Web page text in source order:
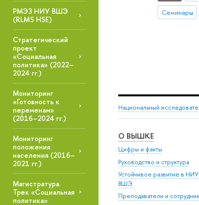
РМЭЗ НИУ ВШЭ
(RLMS HSE)
Стратегический
проект
«Социальная
политика» (2022–
2024 гг.)
Мониторинг
«Готовность к
переменам»
(2016–2024 гг.)
Мониторинг
положения
населения (2016–
2021 гг.)
Магистратура.
Трек «Социальная
политика»
Семинары
Национальный
О ВЫШКЕ
Цифры и факты
Руководство и структура
Устойчивое развитие в НИУ
ВШЭ
Преподаватели и